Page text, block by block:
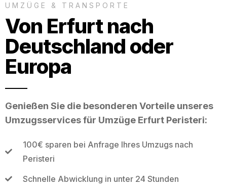
UMZÜGE & TRANSPORTE
Von Erfurt nach
Deutschland oder
Europa
Genießen Sie die besonderen Vorteile unseres
Umzugsservices für Umzüge Erfurt Peristeri:
100€ sparen bei Anfrage Ihres Umzugs nach
Peristeri
Schnelle Abwicklung in unter 24 Stunden